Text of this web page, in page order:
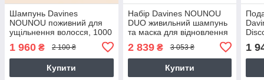
Шампунь Davines
NOUNOU поживний для
ущільнення волосся, 1000
1 960 ₴ 2 100 ₴
Купити
Набір Davines NOUNOU
DUO живильний шампунь
та маска для відновлення
2 839₴ 3 053 ₴
Купити
1